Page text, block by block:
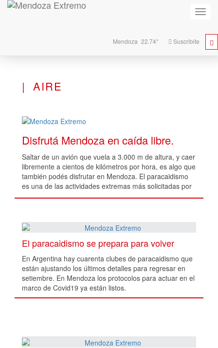
Mendoza 22.74° Suscribite
AIRE
Disfrutá Mendoza en caída libre.
Saltar de un avión que vuela a 3.000 m de altura, y caer
libremente a cientos de kilómetros por hora, es algo que
también podés disfrutar en Mendoza. El paracaidismo
es una de las actividades extremas más solicitadas por
turistas y mendocinos.
El paracaidismo se prepara para volver
En Argentina hay cuarenta clubes de paracaidismo que
están ajustando los últimos detalles para regresar en
setiembre. En Mendoza los protocolos para actuar en el
marco de Covid19 ya están listos.